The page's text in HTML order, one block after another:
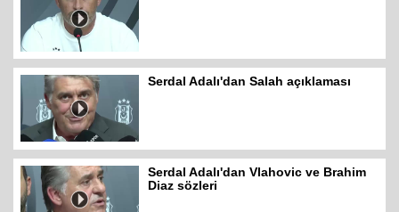
Serdal Adalı'dan Salah açıklaması
Serdal Adalı'dan Vlahovic ve Brahim
Diaz sözleri